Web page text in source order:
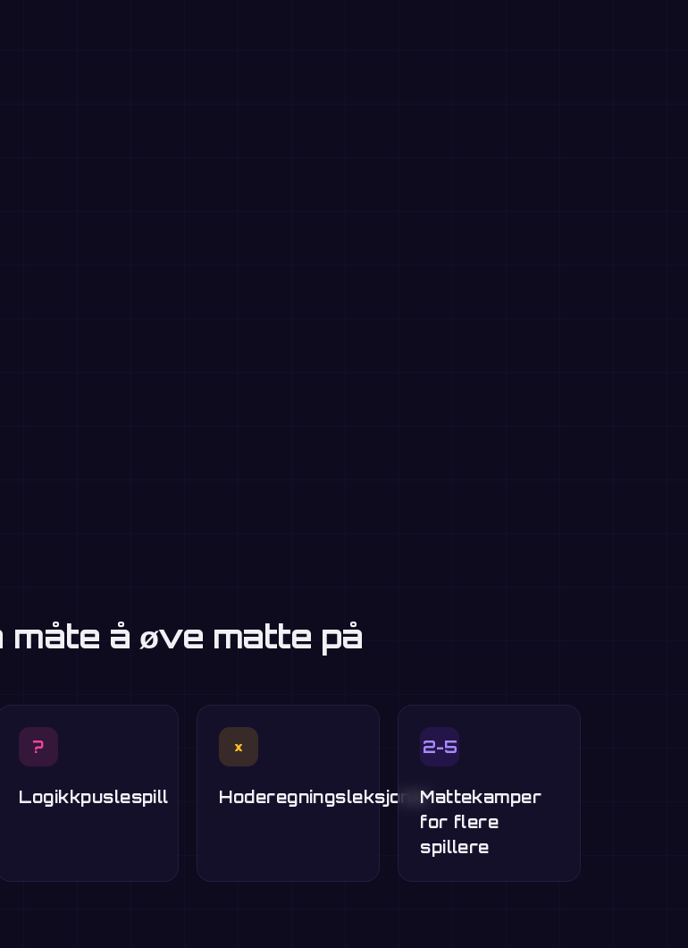
måte å øve matte på
?
Logikkpuslespill
×
Hoderegningsleksjoner
2-5
Mattekamper
for flere
spillere